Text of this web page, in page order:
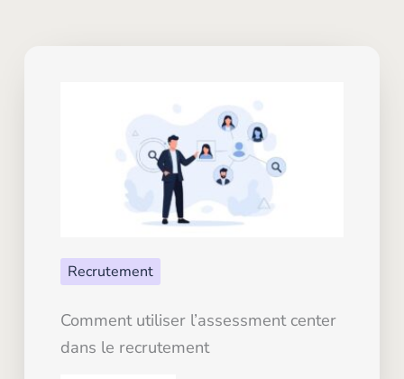
Recrutement
Comment utiliser l’assessment center
dans le recrutement